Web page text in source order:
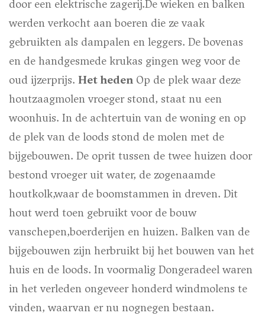
door een elektrische zagerij.De wieken en balken
werden verkocht aan boeren die ze vaak
gebruikten als dampalen en leggers. De bovenas
en de handgesmede krukas gingen weg voor de
oud ijzerprijs. Het heden Op de plek waar deze
houtzaagmolen vroeger stond, staat nu een
woonhuis. In de achtertuin van de woning en op
de plek van de loods stond de molen met de
bijgebouwen. De oprit tussen de twee huizen door
bestond vroeger uit water, de zogenaamde
houtkolk,waar de boomstammen in dreven. Dit
hout werd toen gebruikt voor de bouw
vanschepen,boerderijen en huizen. Balken van de
bijgebouwen zijn herbruikt bij het bouwen van het
huis en de loods. In voormalig Dongeradeel waren
in het verleden ongeveer honderd windmolens te
vinden, waarvan er nu nognegen bestaan.